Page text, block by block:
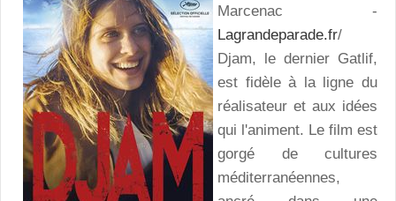
Marcenac -
Lagrandeparade.fr/
Djam, le dernier Gatlif,
est fidèle à la ligne du
réalisateur et aux idées
qui l'animent. Le film est
gorgé de cultures
méditerranéennes,